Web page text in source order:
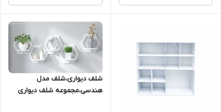
شلف دیواری،شلف مدل
هندسی،مجموعه شلف دیواری